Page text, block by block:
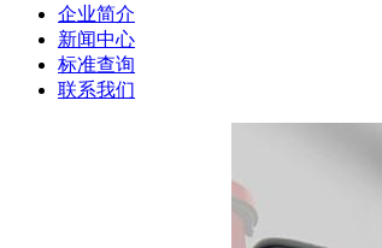
企业简介
新闻中心
标准查询
联系我们